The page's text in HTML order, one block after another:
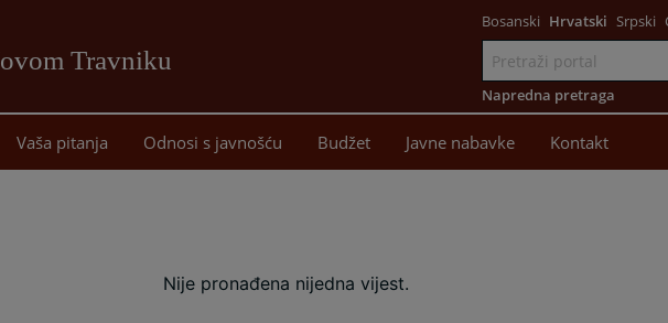
Travniku
sadržaj
Bosanski Hrvatski Srpski
Napredna pretraga
Vaša pitanja Odnosi s javnošću Budžet Javne nabavke Kontakt
Nije pronađena nijedna vijest.